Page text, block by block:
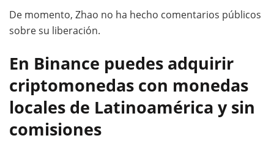
De momento, Zhao no ha hecho comentarios públicos
sobre su liberación.
En Binance puedes adquirir
criptomonedas con monedas
locales de Latinoamérica y sin
comisiones